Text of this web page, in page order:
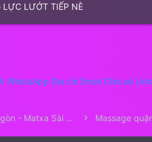
LỰC LƯỚT TIẾP NÈ
WhatsApp Địa chỉ Email Chia sẻ Link
Cơ sở Massage Nam ở Sài gòn - Matxa Sài Gòn Massage